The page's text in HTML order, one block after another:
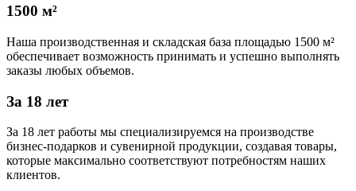
1500 м²
Наша производственная и складская база площадью 1500 м²
обеспечивает возможность принимать и успешно выполнять
заказы любых объемов.
За 18 лет
За 18 лет работы мы специализируемся на производстве
бизнес-подарков и сувенирной продукции, создавая товары,
которые максимально соответствуют потребностям наших
клиентов.